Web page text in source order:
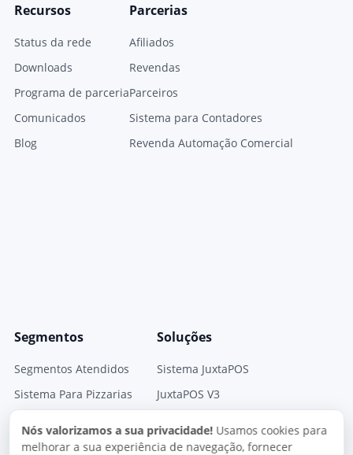
Recursos
Status da rede
Downloads
Programa de parceria
Comunicados
Blog
Parcerias
Afiliados
Revendas
Parceiros
Sistema para Contadores
Revenda Automação Comercial
Segmentos
Segmentos Atendidos
Sistema Para Pizzarias
Sistema para Delivery
Soluções
Sistema JuxtaPOS
JuxtaPOS V3
Sistema Mono Delivery
Nós valorizamos a sua privacidade! Usamos cookies para
melhorar a sua experiência de navegação, fornecer